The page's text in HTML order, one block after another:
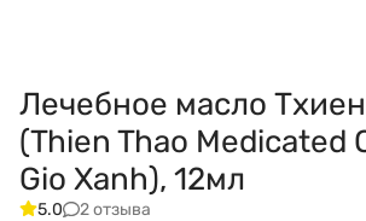
Лечебное масло
(Thien Thao Medicated
Gio Xanh), 12мл
5.0
2 отзыва